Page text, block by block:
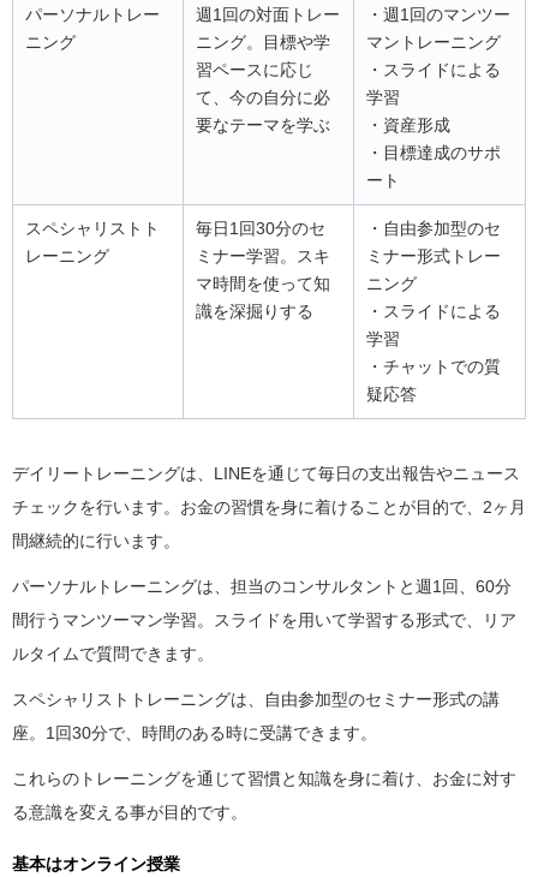
パーソナルトレー
ニング
週1回の対面トレー
ニング。目標や学
習ペースに応じ
て、今の自分に必
要なテーマを学ぶ
・週1回のマンツー
マントレーニング
・スライドによる
学習
・資産形成
・目標達成のサポ
ート
スペシャリストト
レーニング
毎日1回30分のセ
ミナー学習。スキ
マ時間を使って知
識を深掘りする
・自由参加型のセ
ミナー形式トレー
ニング
・スライドによる
学習
・チャットでの質
疑応答
デイリートレーニングは、LINEを通じて毎日の支出報告やニュース
チェックを行います。お金の習慣を身に着けることが目的で、2ヶ月
間継続的に行います。
パーソナルトレーニングは、担当のコンサルタントと週1回、60分
間行うマンツーマン学習。スライドを用いて学習する形式で、リア
ルタイムで質問できます。
スペシャリストトレーニングは、自由参加型のセミナー形式の講
座。1回30分で、時間のある時に受講できます。
これらのトレーニングを通じて習慣と知識を身に着け、お金に対す
る意識を変える事が目的です。
基本はオンライン授業